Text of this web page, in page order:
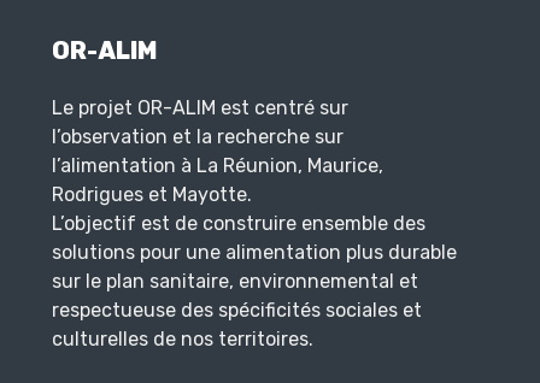
OR-ALIM
Le projet OR-ALIM est centré sur
l’observation et la recherche sur
l’alimentation à La Réunion, Maurice,
Rodrigues et Mayotte.
L’objectif est de construire ensemble des
solutions pour une alimentation plus durable
sur le plan sanitaire, environnemental et
respectueuse des spécificités sociales et
culturelles de nos territoires.